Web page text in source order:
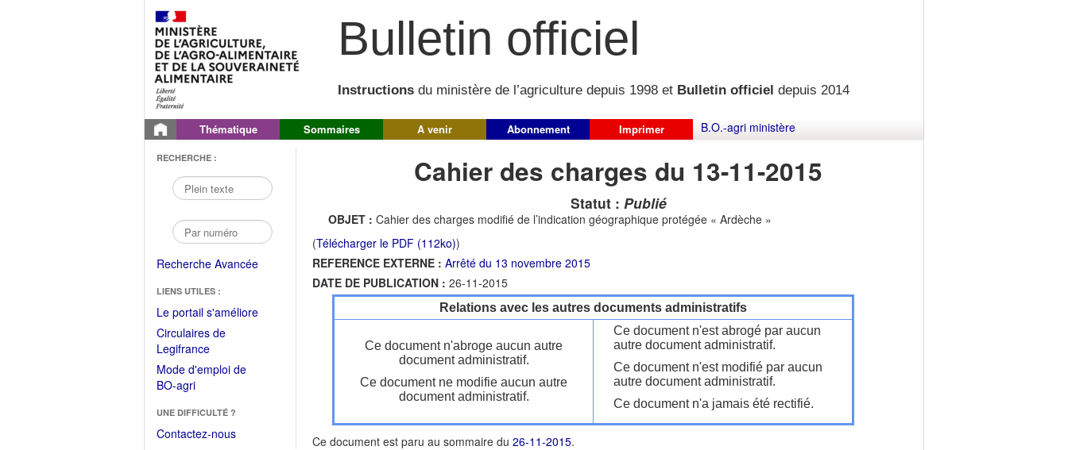
Bulletin officiel
Instructions du ministère de l’agriculture depuis 1998 et Bulletin officiel depuis 2014
Thématique Sommaires A venir Abonnement Imprimer B.O.-agri ministère
RECHERCHE :
Recherche Avancée
LIENS UTILES :
Le portail s'améliore(Fichier
Circulaires de
Legifrance(Ouvrir
dans
une
fenêtre)
Mode d'emploi de
BO-agri(Ouvrir
une
nouvelle
UNE DIFFICULTÉ ?
Contactez-nous
Cahier des charges du 13-11-2015
Statut : Publié
OBJET : Cahier des charges modifié de l’indication géographique protégée « Ardèche »
(Télécharger le PDF (112ko))
REFERENCE EXTERNE : Arrêté du 13 novembre 2015
DATE DE PUBLICATION : 26-11-2015
Relations avec les autres documents administratifs
Ce document n'abroge aucun autre
document administratif.
Ce document ne modifie aucun autre
document administratif.
Ce document n'est abrogé par aucun
autre document administratif.
Ce document n'est modifié par aucun
autre document administratif.
Ce document n'a jamais été rectifié.
Ce document est paru au sommaire du 26-11-2015.